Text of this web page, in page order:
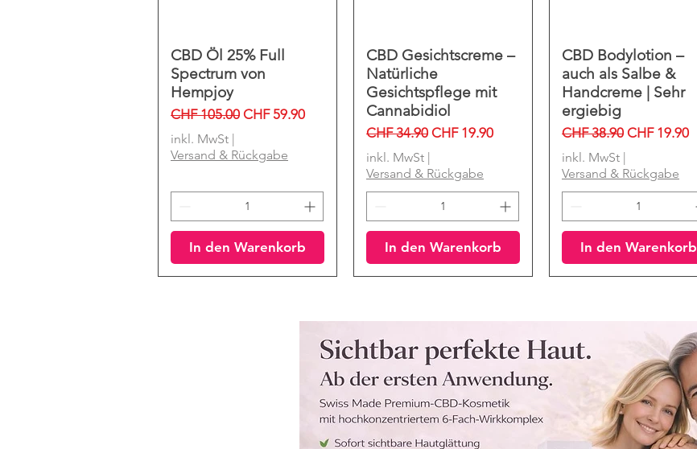
Schnellansicht
CBD Öl 25% Full
Spectrum von
Hempjoy
Standardpreis
CHF 105.00 Sale-Preis
CHF 59.90
inkl. MwSt |
Versand & Rückgabe
In den Warenkorb
Schnellansicht
CBD Gesichtscreme –
Natürliche
Gesichtspflege mit
Cannabidiol
Standardpreis
CHF 34.90 Sale-Preis
CHF 19.90
inkl. MwSt |
Versand & Rückgabe
In den Warenkorb
Schnellansicht
CBD Bodylotion –
auch als Salbe &
Handcreme | Sehr
ergiebig
Standardpreis
CHF 38.90 Sale-Preis
CHF 19.90
inkl. MwSt |
Versand & Rückgabe
In den Warenkorb